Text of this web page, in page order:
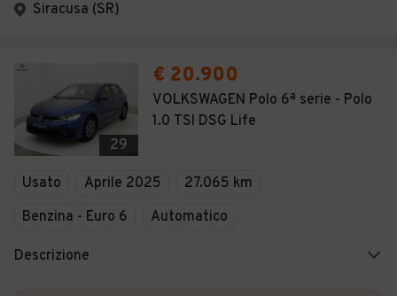
Siracusa (SR)
29
€ 20.900
VOLKSWAGEN Polo 6ª serie - Polo
1.0 TSI DSG Life
Usato Aprile 2025
27.065 km
Benzina - Euro 6
Automatico
Descrizione